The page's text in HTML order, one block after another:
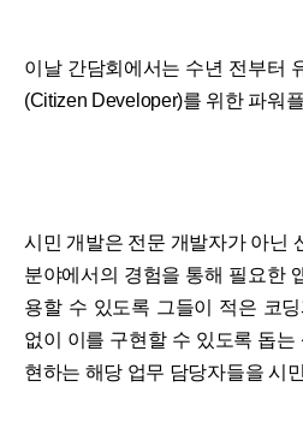
이날 간담회에서는 수년 전부터
(Citizen Developer)를 위한 파워
시민 개발은 전문 개발자가 아닌
분야에서의 경험을 통해 필요한
용할 수 있도록 그들이 적은 코
없이 이를 구현할 수 있도록 돕
현하는 해당 업무 담당자들을 시